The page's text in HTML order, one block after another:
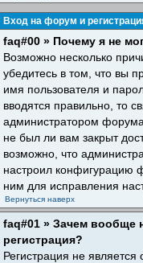
Вход на форум и
faq#00 » Почему я не
Возможно несколько
убедитесь в том, что вы
имя пользователя и
вводятся правильно, то
администратором
не был ли вам закрыт
возможно, что
настроил конфигурацию
ним для исправления
Вернуться наверх
faq#01 » Зачем вообще
регистрация?
Регистрация не является